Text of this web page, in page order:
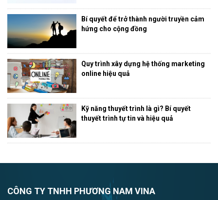
Bí quyết để trở thành người truyền cảm
hứng cho cộng đồng
Quy trình xây dựng hệ thống marketing
online hiệu quả
Kỹ năng thuyết trình là gì? Bí quyết
thuyết trình tự tin và hiệu quả
CÔNG TY TNHH PHƯƠNG NAM VINA